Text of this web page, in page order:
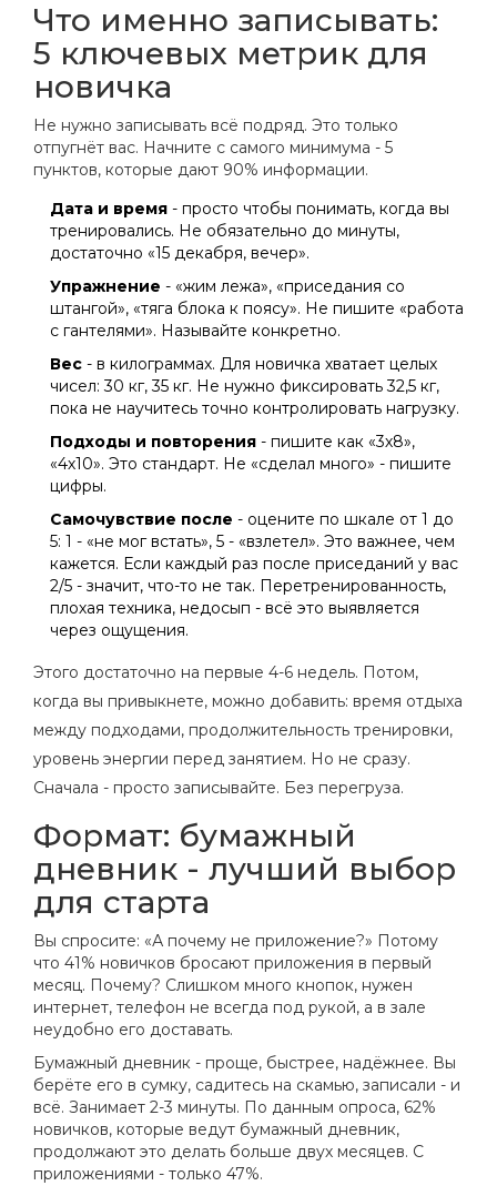
Что именно записывать:
5 ключевых метрик для
новичка
Не нужно записывать всё подряд. Это только
отпугнёт вас. Начните с самого минимума - 5
пунктов, которые дают 90% информации.
Дата и время - просто чтобы понимать, когда вы
тренировались. Не обязательно до минуты,
достаточно «15 декабря, вечер».
Упражнение - «жим лежа», «приседания со
штангой», «тяга блока к поясу». Не пишите «работа
с гантелями». Называйте конкретно.
Вес - в килограммах. Для новичка хватает целых
чисел: 30 кг, 35 кг. Не нужно фиксировать 32,5 кг,
пока не научитесь точно контролировать нагрузку.
Подходы и повторения - пишите как «3х8»,
«4х10». Это стандарт. Не «сделал много» - пишите
цифры.
Самочувствие после - оцените по шкале от 1 до
5: 1 - «не мог встать», 5 - «взлетел». Это важнее, чем
кажется. Если каждый раз после приседаний у вас
2/5 - значит, что-то не так. Перетренированность,
плохая техника, недосып - всё это выявляется
через ощущения.
Этого достаточно на первые 4-6 недель. Потом,
когда вы привыкнете, можно добавить: время отдыха
между подходами, продолжительность тренировки,
уровень энергии перед занятием. Но не сразу.
Сначала - просто записывайте. Без перегруза.
Формат: бумажный
дневник - лучший выбор
для старта
Вы спросите: «А почему не приложение?» Потому
что 41% новичков бросают приложения в первый
месяц. Почему? Слишком много кнопок, нужен
интернет, телефон не всегда под рукой, а в зале
неудобно его доставать.
Бумажный дневник - проще, быстрее, надёжнее. Вы
берёте его в сумку, садитесь на скамью, записали - и
всё. Занимает 2-3 минуты. По данным опроса, 62%
новичков, которые ведут бумажный дневник,
продолжают это делать больше двух месяцев. С
приложениями - только 47%.